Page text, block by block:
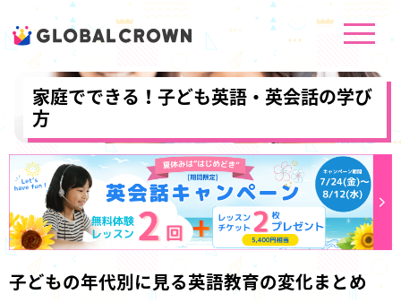
家庭でできる！子ども英語・英会話の学び
方
子どもの年代別に見る英語教育の変化まとめ